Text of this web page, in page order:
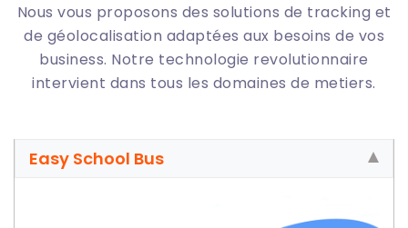
Nous vous proposons des solutions de tracking et
de géolocalisation adaptées aux besoins de vos
business. Notre technologie revolutionnaire
intervient dans tous les domaines de metiers.
Easy School Bus